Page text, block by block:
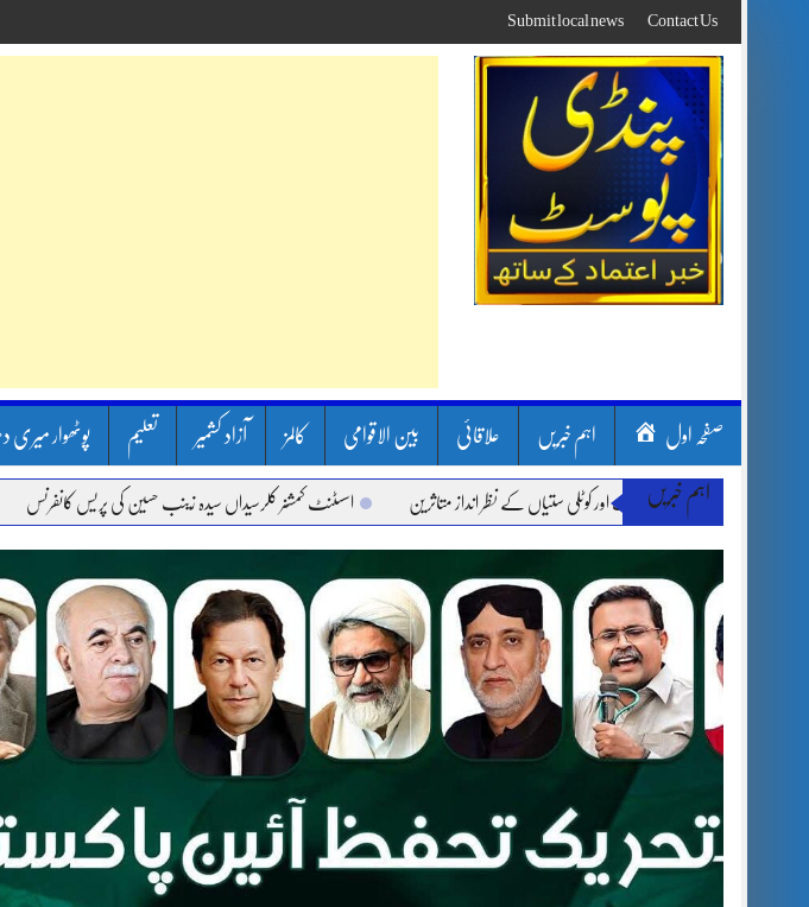
to
content
Contact Us
Submit local news
صفحہ اول اہم خبریں علاقائی بین الاقوامی کالمز آزاد کشمیر تعلیم پوٹھوار میری
اہم خبریں
بارشیں، لینڈ سلائیڈنگ اور کوٹلی ستیاں کے نظر انداز متاثرین اسسٹنٹ کمشنر کلرسیداں سیدہ زینب حسین کی پریس کانفرنس